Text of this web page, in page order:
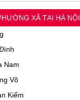
XÃ TẠI HÀ NỘI
Nam
Võ
Kiếm